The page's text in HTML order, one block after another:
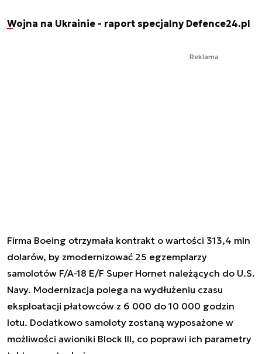
Wojna na Ukrainie - raport specjalny Defence24.pl
Reklama
Firma Boeing otrzymała kontrakt o wartości 313,4 mln
dolarów, by zmodernizować 25 egzemplarzy
samolotów F/A-18 E/F Super Hornet należących do U.S.
Navy. Modernizacja polega na wydłużeniu czasu
eksploatacji płatowców z 6 000 do 10 000 godzin
lotu. Dodatkowo samoloty zostaną wyposażone w
możliwości awioniki Block III, co poprawi ich parametry